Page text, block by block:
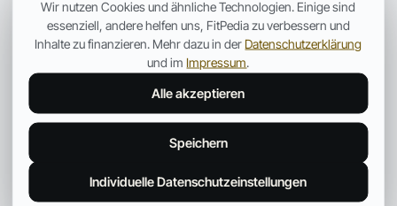
Wir nutzen Cookies und ähnliche Technologien. Einige sind
essenziell, andere helfen uns, FitPedia zu verbessern und
Inhalte zu finanzieren. Mehr dazu in der Datenschutzerklärung
und im Impressum
Alle akzeptieren
Speichern
Individuelle Datenschutzeinstellungen